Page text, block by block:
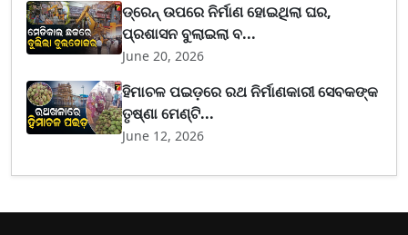
ଡ୍ରେନ୍ ଉପରେ ନିର୍ମାଣ ହୋଇଥିଲା ଘର,
ପ୍ରଶାସନ ବୁଲାଇଲା ବ...
June 20, 2026
ହିମାଚଳ ପଇଡ଼ରେ ରଥ ନିର୍ମାଣକାରୀ ସେବକଙ୍କ
ତୃଷ୍ଣା ମେଣ୍ଟି...
June 12, 2026